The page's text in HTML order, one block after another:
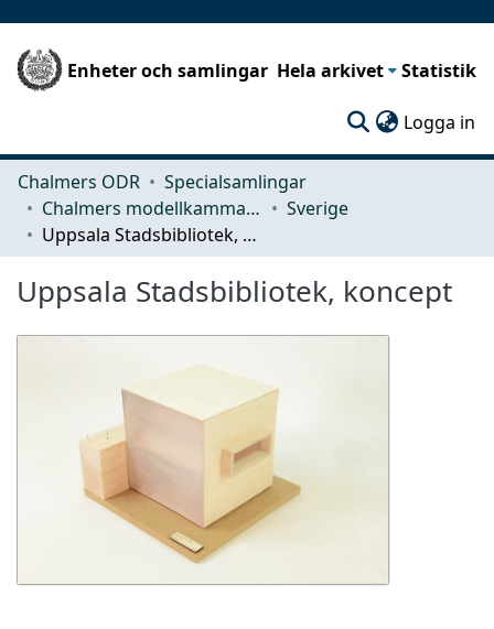
Enheter och samlingar Hela arkivet Statistik
Logga in
Chalmers ODR
Specialsamlingar
Chalmers modellkammare
Sverige
Uppsala Stadsbibliotek, koncept
Uppsala Stadsbibliotek, koncept